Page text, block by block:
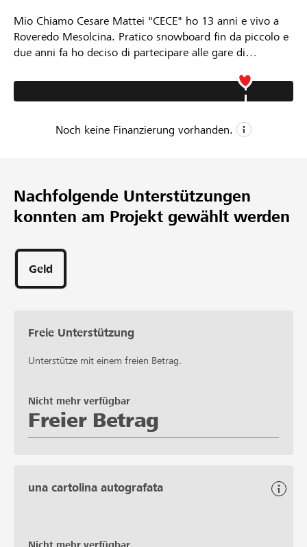
Mio Chiamo Cesare Mattei "CECE" ho 13 anni e vivo a
Roveredo Mesolcina. Pratico snowboard fin da piccolo e
due anni fa ho deciso di partecipare alle gare di
2022 / 23 sono diventato Campione Svizzero di
Snowboard Cross vincendo i Swiss Champs a Lenk in
snowboard cross vincendo al Passo San Pellegrino i
Noch keine Finanzierung vorhanden.
CHF 3’000
Wunschbetrag
Nachfolgende Unterstützungen
konnten am Projekt gewählt werden
Geld
Freie Unterstützung
Unterstütze mit einem freien Betrag.
Freier Betrag
Nicht mehr verfügbar
una cartolina autografata